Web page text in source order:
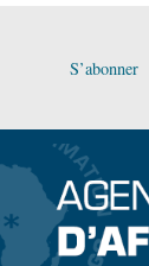
S’abonner